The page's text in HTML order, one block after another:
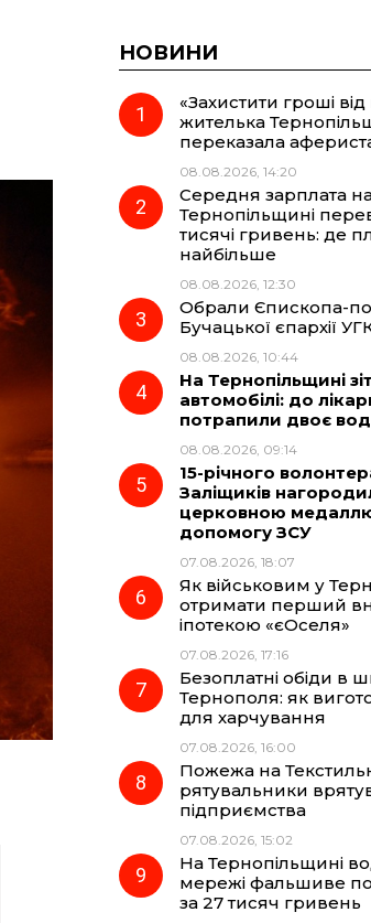
НОВИНИ
«Захистити гроші
жителька
переказала
08.08.2026, 14:20
Середня зарплата
Тернопільщині
тисячі гривень: де
найбільше
08.08.2026, 12:30
Обрали Єпископа-
Бучацької єпархії
08.08.2026, 10:44
На Тернопільщині
автомобілі: до
потрапили двоє
08.08.2026, 09:14
15-річного
Заліщиків
церковною
допомогу ЗСУ
07.08.2026, 18:07
Як військовим у
отримати перший
іпотекою «єОселя»
07.08.2026, 17:16
Безоплатні обіди в
Тернополя: як
для харчування
07.08.2026, 16:00
Пожежа на
рятувальники
підприємства
07.08.2026, 15:02
На Тернопільщині
мережі фальшиве
за 27 тисяч гривень